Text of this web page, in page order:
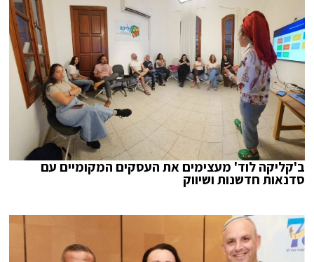
ב'קליקה לוד' מעצימים את העסקים המקומיים עם
סדנאות חדשנות ושיווק